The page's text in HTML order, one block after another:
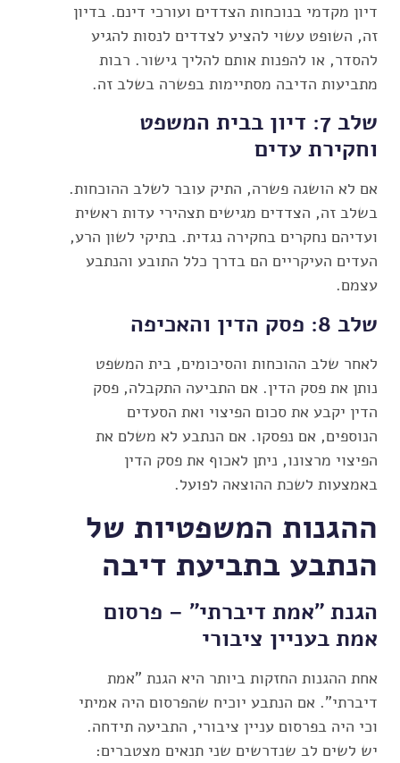
דיון מקדמי בנוכחות הצדדים ועורכי דינם. בדיון
זה, השופט עשוי להציע לצדדים לנסות להגיע
להסדר, או להפנות אותם להליך גישור. רבות
מתביעות הדיבה מסתיימות בפשרה בשלב זה.
שלב 7: דיון בבית המשפט
וחקירת עדים
אם לא הושגה פשרה, התיק עובר לשלב ההוכחות.
בשלב זה, הצדדים מגישים תצהירי עדות ראשית
ועדיהם נחקרים בחקירה נגדית. בתיקי לשון הרע,
העדים העיקריים הם בדרך כלל התובע והנתבע
עצמם.
שלב 8: פסק הדין והאכיפה
לאחר שלב ההוכחות והסיכומים, בית המשפט
נותן את פסק הדין. אם התביעה התקבלה, פסק
הדין יקבע את סכום הפיצוי ואת הסעדים
הנוספים, אם נפסקו. אם הנתבע לא משלם את
הפיצוי מרצונו, ניתן לאכוף את פסק הדין
באמצעות לשכת ההוצאה לפועל.
ההגנות המשפטיות של
הנתבע בתביעת דיבה
הגנת "אמת דיברתי" – פרסום
אמת בעניין ציבורי
אחת ההגנות החזקות ביותר היא הגנת "אמת
דיברתי". אם הנתבע יוכיח שהפרסום היה אמיתי
וכי היה בפרסום עניין ציבורי, התביעה תידחה.
יש לשים לב שנדרשים שני תנאים מצטברים: